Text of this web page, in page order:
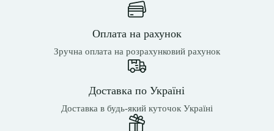
Оплата на рахунок
Зручна оплата на розрахунковий рахунок
Доставка по Україні
Доставка в будь-який куточок Україні